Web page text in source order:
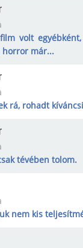
volt
horror már...
rá, rohadt
tévében tolom.
nem kis